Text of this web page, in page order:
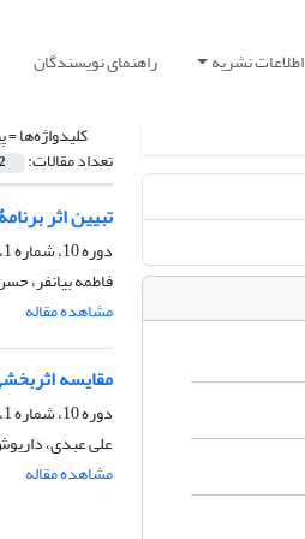
اطلاعات نشریه راهنمای نویسندگان
کلیدواژه‌ها =
تعداد مقالات: 2
تبیین اثر
دوره 10، شماره 1، بهار 1390، صفحه
فاطمه بیانفر،
مشاهده مقاله
مقایسه
دوره 10، شماره 1، بهار 1390، صفحه
علی عبدی،
مشاهده مقاله